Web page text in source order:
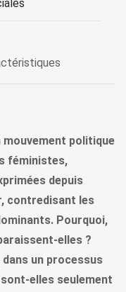
mouvement politique
féministes,
depuis
contredisant les
Pourquoi,
elles ?
un processus
elles seulement